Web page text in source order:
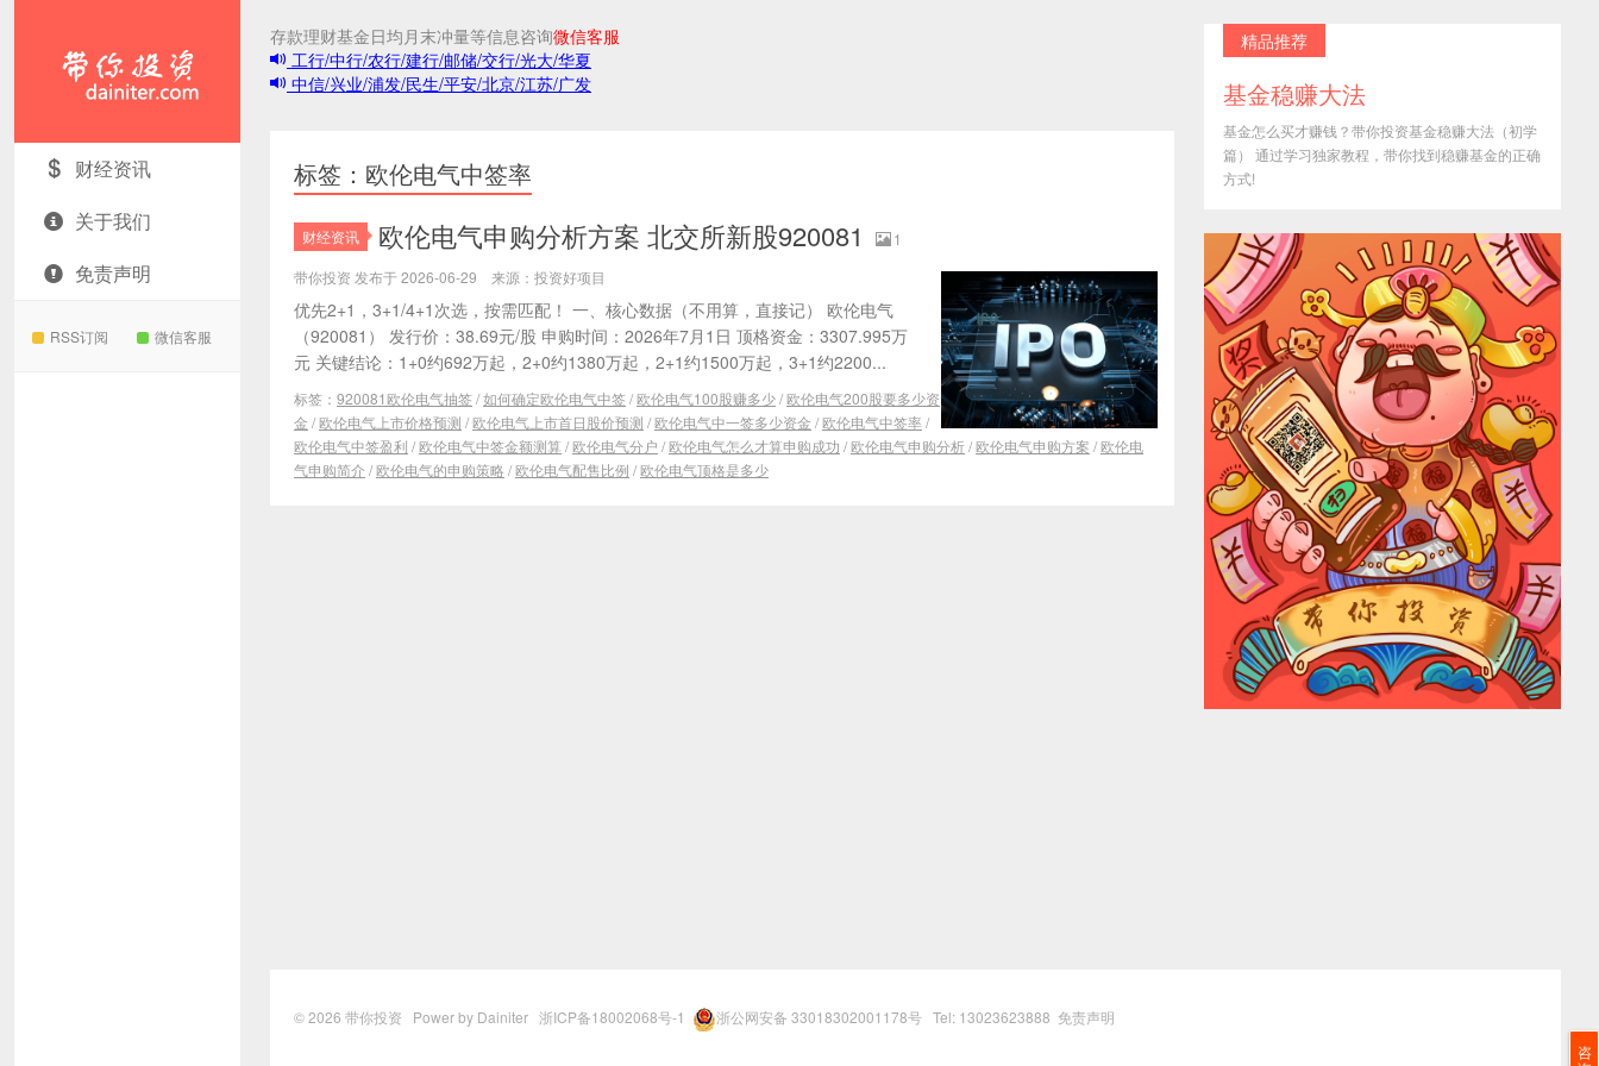
带你投资 财经资讯
关于我们
免责声明
RSS订阅 微信客服
存款理财基金日均月末冲量等信息咨询微信客服
工行/中行/农行/建行/邮储/交行/光大/华夏
中信/兴业/浦发/民生/平安/北京/江苏/广发
咨
标签：欧伦电气中签率
财经资讯 欧伦电气申购分析方案 北交所新股920081
1
带你投资 发布于 2026-06-29 来源：投资好项目
优先2+1，3+1/4+1次选，按需匹配！ 一、核心数据（不用算，直接记） 欧伦电气
（920081） 发行价：38.69元/股 申购时间：2026年7月1日 顶格资金：3307.995万
元 关键结论：1+0约692万起，2+0约1380万起，2+1约1500万起，3+1约2200...
标签： 920081欧伦电气抽签/如何确定欧伦电气中签/欧伦电气100股赚多少/欧伦电气200股要多少资
金 /欧伦电气上市价格预测 /欧伦电气上市首日股价预测 /欧伦电气中一签多少资金 /欧伦电气中签率/
欧伦电气中签盈利 /欧伦电气中签金额测算 /欧伦电气分户 /欧伦电气怎么才算申购成功 /欧伦电气申购分析/欧伦电气申购方案 /欧伦电
气申购简介 /欧伦电气的申购策略 /欧伦电气配售比例 /欧伦电气顶格是多少
精品推荐
基金稳赚大法
基金怎么买才赚钱？带你投资基金稳赚大法（初学
篇） 通过学习独家教程，带你找到稳赚基金的正确
方式!
© 2026 带你投资 Power by Dainiter 浙ICP备18002068号-1 浙公网安备 33018302001178号 Tel: 13023623888 免责声明